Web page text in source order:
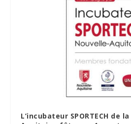
L’incubateur SPORTECH de